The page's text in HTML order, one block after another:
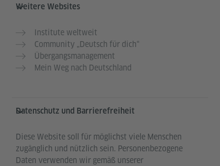
Weitere Websites
Institute weltweit
Community „Deutsch für dich“
Übergangsmanagement
Mein Weg nach Deutschland
Datenschutz und Barrierefreiheit
Diese Website soll für möglichst viele Menschen
zugänglich und nützlich sein. Personenbezogene
Daten verwenden wir gemäß unserer